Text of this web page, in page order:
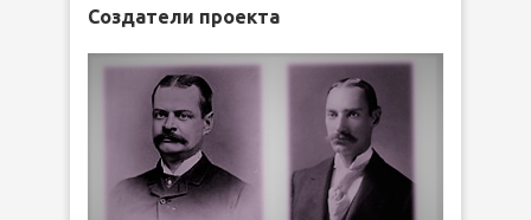
Создатели проекта